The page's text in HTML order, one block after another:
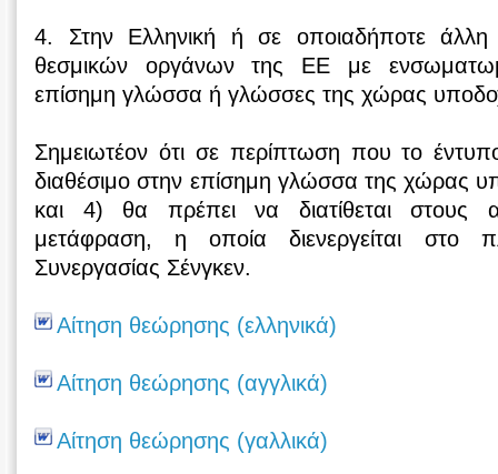
4. Στην Ελληνική ή σε οποιαδήποτε
θεσμικών οργάνων της ΕΕ με
επίσημη γλώσσα ή γλώσσες της χώρας
Σημειωτέον ότι σε περίπτωση που το
διαθέσιμο στην επίσημη γλώσσα της χώρας
και 4) θα πρέπει να διατίθεται στους
μετάφραση, η οποία διενεργείται στο
Συνεργασίας Σένγκεν.
Αίτηση θεώρησης (ελληνικά)
Αίτηση θεώρησης (αγγλικά)
Αίτηση θεώρησης (γαλλικά)